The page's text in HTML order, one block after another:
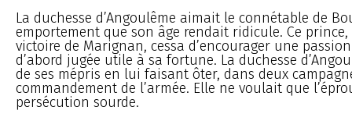
La duchesse d’Angoulême aimait le connétable de
emportement que son âge rendait ridicule. Ce
victoire de Marignan, cessa d’encourager une
d’abord jugée utile à sa fortune. La duchesse
de ses mépris en lui faisant ôter, dans deux
commandement de l’armée. Elle ne voulait que
persécution sourde.